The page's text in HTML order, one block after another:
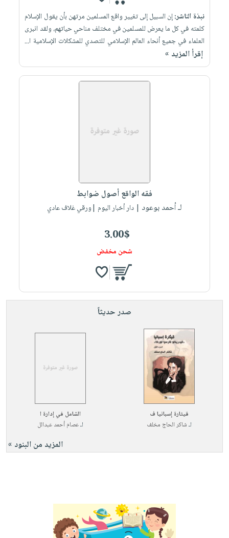
نبذة الناشر:إن السبيل إلى تغيير واقع المسلمين مرتهن بأن يقول الإسلام
كلمته في كل ما يعرض للمسلمين في مختلف مناحي حياتهم، ولقد انبرى
العلماء في جميع أنحاء العالم الإسلامي للتصدي للمشكلات الإسلامية ا...
إقرأ المزيد »
فقه الواقع أصول ضوابط
لـ أحمد بوعود | دار أخبار اليوم |ورقي غلاف عادي
3.00$
شحن مخفض
صدر حديثاً
قيثارة إسبانيا ف
لـشاكر الحاج مخلف
الشامل في إدارة ا
لـعصام أحمد عبدالل
المزيد من البنود »